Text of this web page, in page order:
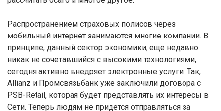
Распространением страховых полисов через
мобильный интернет занимаются многие компании. В
принципе, данный сектор экономики, еще недавно
никак не сочетавшийся с высокими технологиями,
сегодня активно внедряет электронные услуги. Так,
Allianz и Промсвязьбанк уже заключили договора с
PSB-Retail, которая будет представлять их интересы в
Сети. Теперь людям не придется отправляться за